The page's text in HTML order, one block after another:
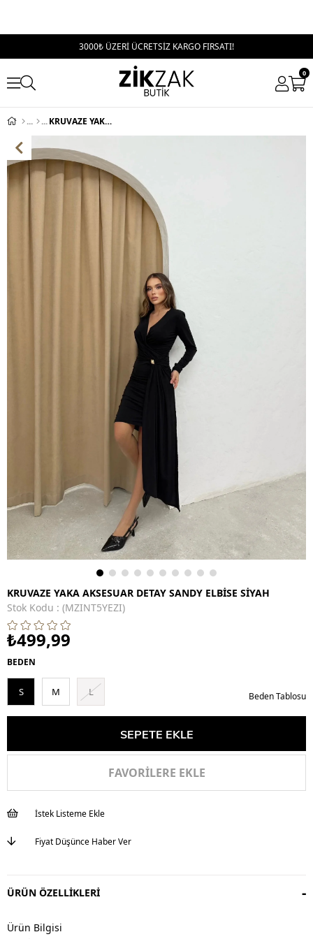
3000₺ ÜZERİ ÜCRETSİZ KARGO FIRSATI!
0
KRUVAZE YAKA AKSESUAR DETAY SANDY ELBİSE SİYAH
KRUVAZE YAKA AKSESUAR DETAY SANDY ELBİSE SİYAH
Stok Kodu
(MZINT5YEZI)
₺499,99
BEDEN
S M L Beden Tablosu
FAVORILERE EKLE
İstek Listeme Ekle
Fiyat Düşünce Haber Ver
ÜRÜN ÖZELLIKLERI
Ürün Bilgisi